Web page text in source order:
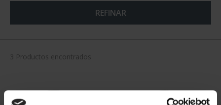
REFINAR
3 Productos encontrados